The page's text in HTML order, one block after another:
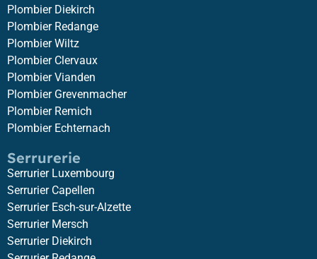
Plombier Diekirch
Plombier Redange
Plombier Wiltz
Plombier Clervaux
Plombier Vianden
Plombier Grevenmacher
Plombier Remich
Plombier Echternach
Serrurerie
Serrurier Luxembourg
Serrurier Capellen
Serrurier Esch-sur-Alzette
Serrurier Mersch
Serrurier Diekirch